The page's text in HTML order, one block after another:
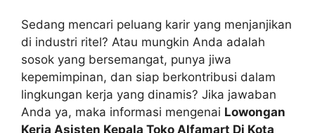
Sedang mencari peluang karir yang menjanjikan
di industri ritel? Atau mungkin Anda adalah
sosok yang bersemangat, punya jiwa
kepemimpinan, dan siap berkontribusi dalam
lingkungan kerja yang dinamis? Jika jawaban
Anda ya, maka informasi mengenai Lowongan
Kerja Asisten Kepala Toko Alfamart Di Kota